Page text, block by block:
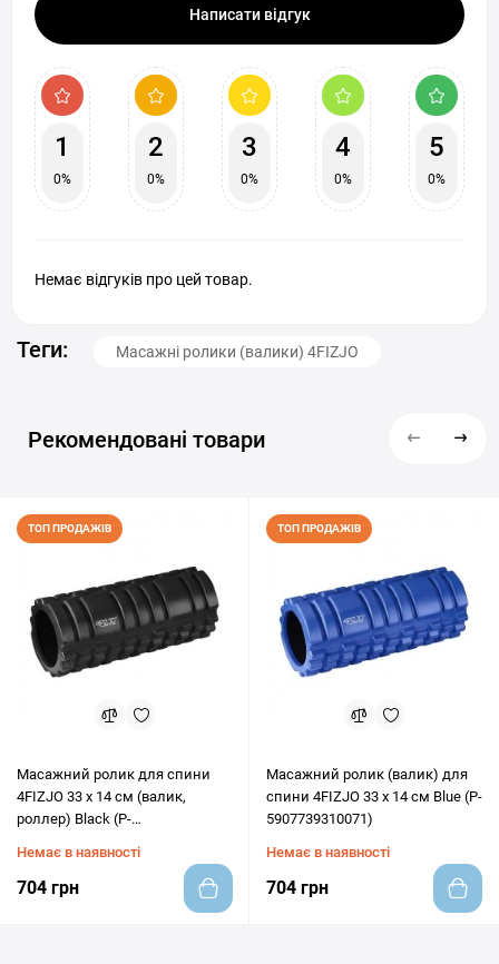
Написати відгук
1
0%
2
0%
3
0%
4
0%
5
0%
Немає відгуків про цей товар.
Теги: Масажні ролики (валики) 4FIZJO
Рекомендовані товари
ТОП ПРОДАЖІВ
Масажний ролик для спини
4FIZJO 33 x 14 см (валик,
роллер) Black (P-
Немає в наявності
704 грн
ТОП ПРОДАЖІВ
Масажний ролик (валик) для
спини 4FIZJO 33 x 14 см Blue (P-
5907739310071)
Немає в наявності
704 грн